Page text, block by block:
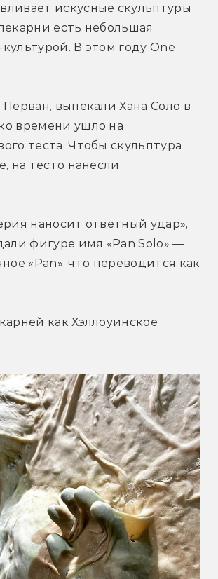
искусные скульптуры
есть небольшая
В этом году One
выпекали Хана Соло в
времени ушло на
теста. Чтобы скульптура
на тесто нанесли
наносит ответный удар»,
фигуре имя «Pan Solo» —
«Pan», что переводится как
как Хэллоуинское